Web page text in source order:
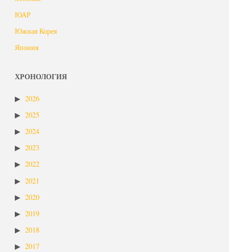
ЮАР
Южная Корея
Япония
ХРОНОЛОГИЯ
2026
2025
2024
2023
2022
2021
2020
2019
2018
2017